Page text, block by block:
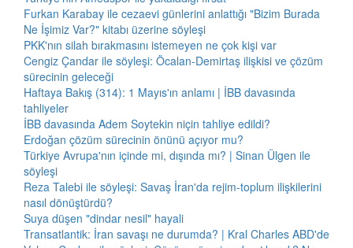
Furkan Karabay ile cezaevi günlerini anlattığı "Bizim Burada
Ne İşimiz Var?" kitabı üzerine söyleşi
PKK'nın silah bırakmasını istemeyen ne çok kişi var
Cengiz Çandar ile söyleşi: Öcalan-Demirtaş ilişkisi ve çözüm
sürecinin geleceği
Haftaya Bakış (314): 1 Mayıs'ın anlamı | İBB davasında
tahliyeler
İBB davasında Adem Soytekin niçin tahliye edildi?
Erdoğan çözüm sürecinin önünü açıyor mu?
Türkiye Avrupa'nın içinde mi, dışında mı? | Sinan Ülgen ile
söyleşi
Reza Talebi ile söyleşi: Savaş İran'da rejim-toplum ilişkilerini
nasıl dönüştürdü?
Suya düşen "dindar nesil" hayali
Transatlantik: İran savaşı ne durumda? | Kral Charles ABD'de